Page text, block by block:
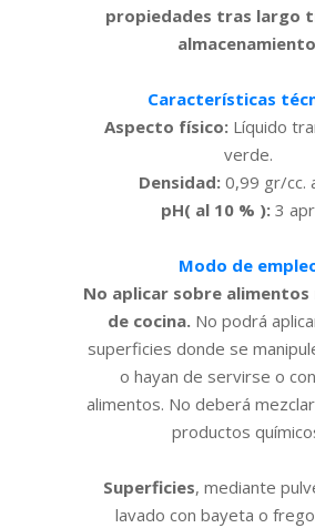
propiedades tras largo
Características
Aspecto físico: Líquido
verde.
Densidad: 0,99 gr/cc.
pH( al 10 % ):3
Modo de
No aplicar sobre alimentos
de cocina. No podrá
superficies donde se
o hayan de servirse o
alimentos. No deberá
productos
Superficies, mediante
lavado con bayeta o